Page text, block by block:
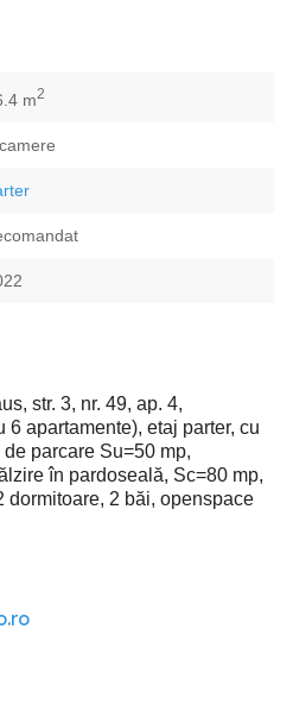
m2
str. 3, nr. 49, ap. 4,
apartamente), etaj parter, cu
parcare Su=50 mp,
în pardoseală, Sc=80 mp,
dormitoare, 2 băi, openspace